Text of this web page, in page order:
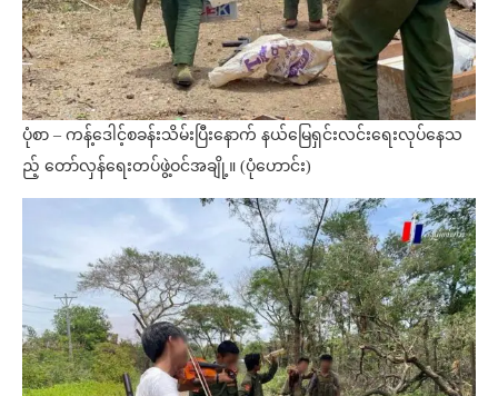
ပုံစာ – ကန့်ဒေါင့်စခန်းသိမ်းပြီးနောက် နယ်မြေရှင်းလင်းရေးလုပ်နေသ
ည့် တော်လှန်ရေးတပ်ဖွဲ့ဝင်အချို့။ (ပုံဟောင်း)